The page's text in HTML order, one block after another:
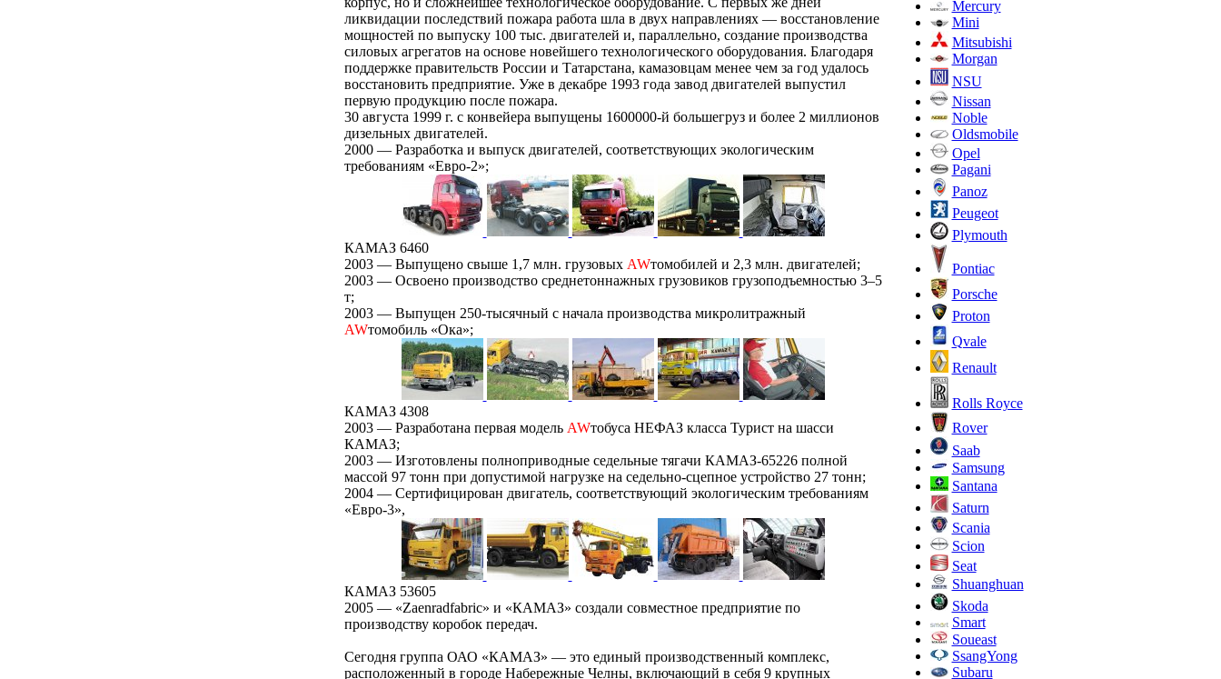
ликвидации последствий пожара работа шла в двух направлениях — восстановление
мощностей по выпуску 100 тыс. двигателей и, параллельно, создание производства
силовых агрегатов на основе новейшего технологического оборудования. Благодаря
поддержке правительств России и Татарстана, камазовцам менее чем за год удалось
восстановить предприятие. Уже в декабре 1993 года завод двигателей выпустил
первую продукцию после пожара.
30 августа 1999 г. с конвейера выпущены 1600000-й большегруз и более 2 миллионов
дизельных двигателей.
2000 — Разработка и выпуск двигателей, соответствующих экологическим
требованиям «Евро-2»;
КАМАЗ 6460
2003 — Выпущено свыше 1,7 млн. грузовых AWтомобилей и 2,3 млн. двигателей;
2003 — Освоено производство среднетоннажных грузовиков грузоподъемностью 3–5
т;
2003 — Выпущен 250-тысячный с начала производства микролитражный
AWтомобиль «Ока»;
КАМАЗ 4308
2003 — Разработана первая модель AWтобуса НЕФАЗ класса Турист на шасси
КАМАЗ;
2003 — Изготовлены полноприводные седельные тягачи КАМАЗ-65226 полной
массой 97 тонн при допустимой нагрузке на седельно-сцепное устройство 27 тонн;
2004 — Сертифицирован двигатель, соответствующий экологическим требованиям
«Евро-3»,
КАМАЗ 53605
2005 — «Zaenradfabric» и «КАМАЗ» создали совместное предприятие по
производству коробок передач.
Сегодня группа ОАО «КАМАЗ» — это единый производственный комплекс,
расположенный в городе Набережные Челны, включающий в себя 9 крупных
Mercury
Mini
Mitsubishi
Morgan
NSU
Nissan
Noble
Oldsmobile
Opel
Pagani
Panoz
Peugeot
Plymouth
Pontiac
Porsche
Proton
Qvale
Renault
Rolls Royce
Rover
Saab
Samsung
Santana
Saturn
Scania
Scion
Seat
Shuanghuan
Skoda
Smart
Soueast
SsangYong
Subaru